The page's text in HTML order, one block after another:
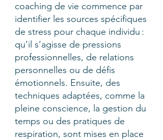
coaching de vie commence par
identifier les sources spécifiques
de stress pour chaque individu :
qu’il s’agisse de pressions
professionnelles, de relations
personnelles ou de défis
émotionnels. Ensuite, des
techniques adaptées, comme la
pleine conscience, la gestion du
temps ou des pratiques de
respiration, sont mises en place